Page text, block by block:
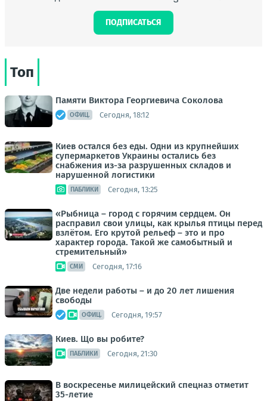
ПОДПИСАТЬСЯ
Топ
Памяти Виктора Георгиевича Соколова
ОФИЦ. Сегодня, 18:12
Киев остался без еды. Одни из крупнейших
супермаркетов Украины остались без
снабжения из-за разрушенных складов и
нарушенной логистики
ПАБЛИКИ Сегодня, 13:25
«Рыбница – город с горячим сердцем. Он
расправил свои улицы, как крылья птицы перед
взлётом. Его крутой рельеф – это и про
характер города. Такой же самобытный и
стремительный»
СМИ Сегодня, 17:16
Две недели работы – и до 20 лет лишения
свободы
ОФИЦ. Сегодня, 19:57
Киев. Що вы робите?
ПАБЛИКИ Сегодня, 21:30
В воскресенье милицейский спецназ отметит
35-летие